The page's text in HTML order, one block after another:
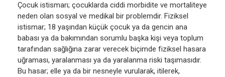
Çocuk istismarı; çocuklarda ciddi morbidite ve mortaliteye
neden olan sosyal ve medikal bir problemdir. Fiziksel
istismar; 18 yaşından küçük çocuk ya da gencin ana
babası ya da bakımından sorumlu başka kişi veya toplum
tarafından sağlığına zarar verecek biçimde fiziksel hasara
uğraması, yaralanması ya da yaralanma riski taşımasıdır.
Bu hasar; elle ya da bir nesneyle vurularak, itilerek,